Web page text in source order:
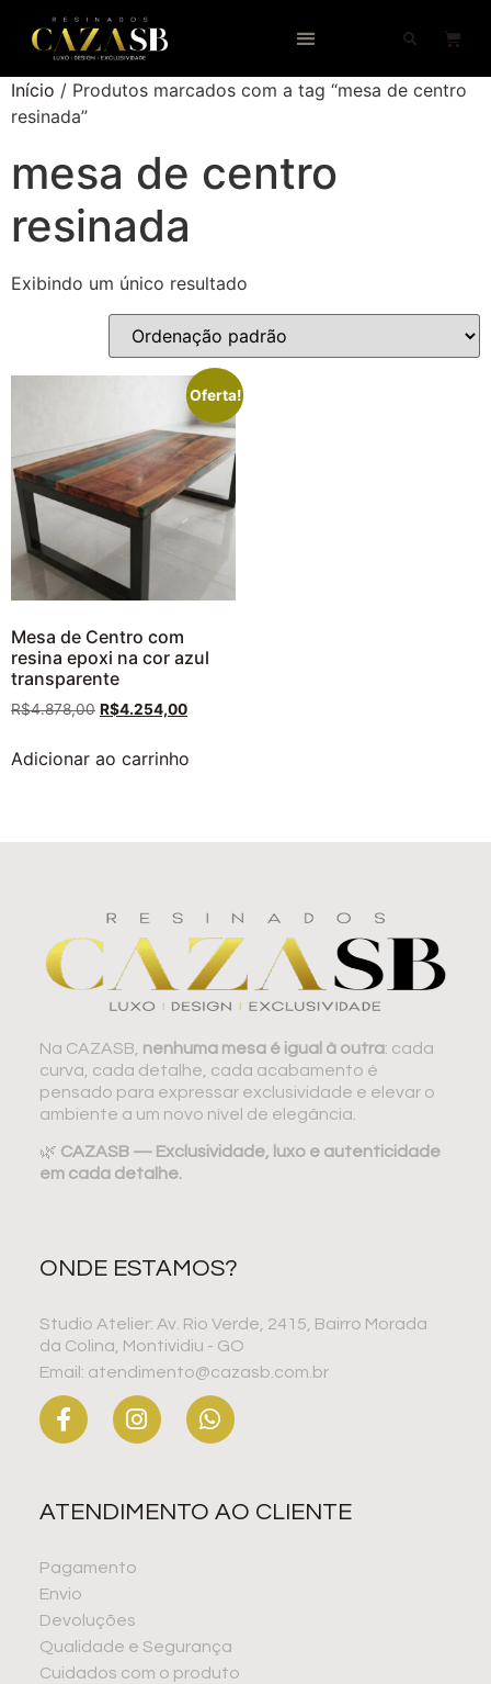
Início / Produtos marcados com a tag “mesa de centro
resinada”
mesa de centro
resinada
Exibindo um único resultado
Oferta!
Mesa de Centro com
resina epoxi na cor azul
transparente
R$4.878,00 R$4.254,00
Adicionar ao carrinho
Na CAZASB, nenhuma mesa é igual à outra: cada
curva, cada detalhe, cada acabamento é
pensado para expressar exclusividade e elevar o
ambiente a um novo nível de elegância.
🌿 CAZASB — Exclusividade, luxo e autenticidade
em cada detalhe.
ONDE ESTAMOS?
Studio Atelier: Av. Rio Verde, 2415, Bairro Morada
da Colina, Montividiu - GO
Email: atendimento@cazasb.com.br
ATENDIMENTO AO CLIENTE
Pagamento
Envio
Devoluções
Qualidade e Segurança
Cuidados com o produto